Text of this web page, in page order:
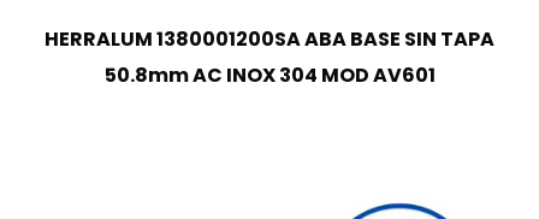
HERRALUM 1380001200SA ABA BASE SIN TAPA
50.8mm AC INOX 304 MOD AV601